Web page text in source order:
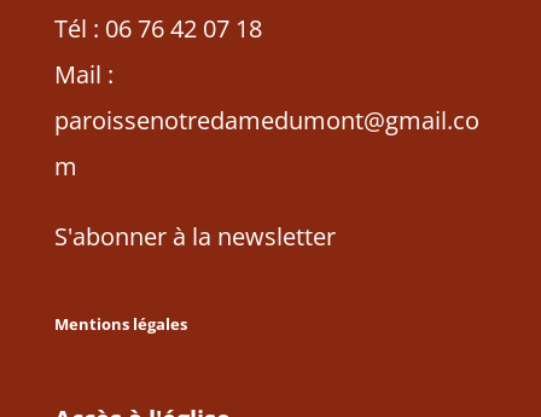
Tél : 06 76 42 07 18
Mail :
paroissenotredamedumont@gmail.co
m
S'abonner à la newsletter
Mentions légales